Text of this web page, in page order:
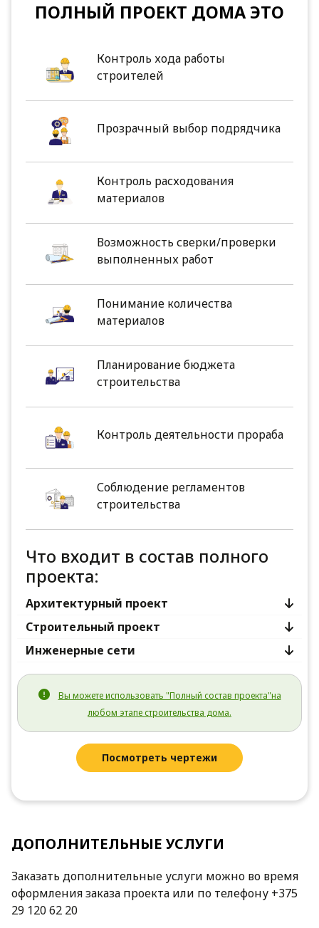
ПОЛНЫЙ ПРОЕКТ ДОМА ЭТО
Контроль хода работы
строителей
Прозрачный выбор подрядчика
Контроль расходования
материалов
Возможность сверки/проверки
выполненных работ
Понимание количества
материалов
Планирование бюджета
строительства
Контроль деятельности прораба
Соблюдение регламентов
строительства
Что входит в состав полного
проекта:
Архитектурный проект
Строительный проект
Инженерные сети
Вы можете использовать "Полный состав проекта"на
любом этапе строительства дома.
Посмотреть чертежи
ДОПОЛНИТЕЛЬНЫЕ УСЛУГИ
Заказать дополнительные услуги можно во время
оформления заказа проекта или по телефону +375
29 120 62 20